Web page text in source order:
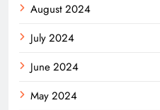
August 2024
July 2024
June 2024
May 2024